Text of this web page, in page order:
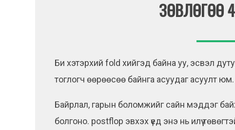
ЗӨВЛӨГӨӨ
Би хэтэрхий fold хийгэд байна уу, эсвэл
тоглогч өөрөөсөө байнга асуудаг асуулт юм.
Байрлал, гарын боломжийг сайн мэддэг
болгоно. postflop эвхэх үед энэ нь илүү